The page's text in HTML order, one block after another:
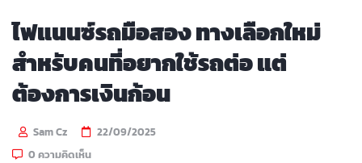
ไฟแนนซ์รถมือสอง ทางเลือกใหม่
สำหรับคนที่อยากใช้รถต่อ แต่
ต้องการเงินก้อน
Sam Cz
22/09/2025
0 ความคิดเห็น